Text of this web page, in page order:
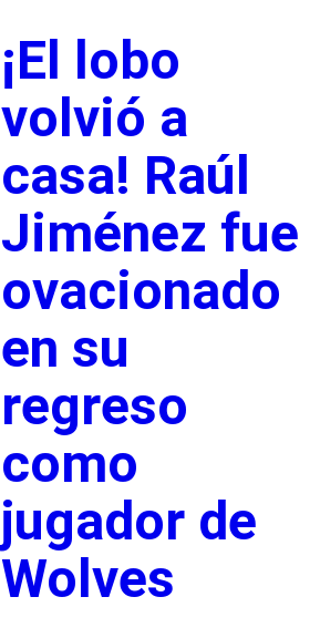
¡El lobo
volvió a
casa! Raúl
Jiménez fue
ovacionado
en su
regreso
como
jugador de
Wolves